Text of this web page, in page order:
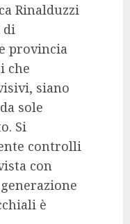
Rinalduzzi
di
provincia
che
siano
sole
Si
controlli
con
è